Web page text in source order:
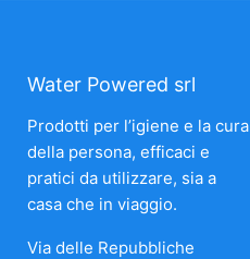
Water Powered srl
Prodotti per l’igiene e la cura
della persona, efficaci e
pratici da utilizzare, sia a
casa che in viaggio.
Via delle Repubbliche